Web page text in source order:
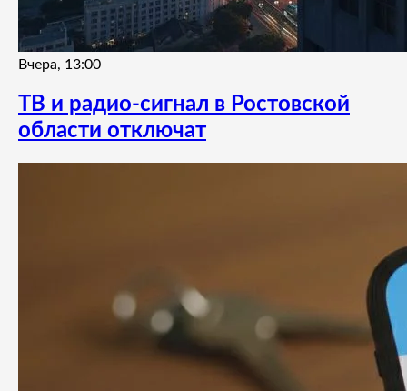
Вчера, 13:00
ТВ и радио-сигнал в Ростовской
области отключат